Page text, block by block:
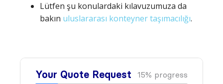
Lütfen şu konulardaki kılavuzumuza da
bakın uluslararası konteyner taşımacılığı.